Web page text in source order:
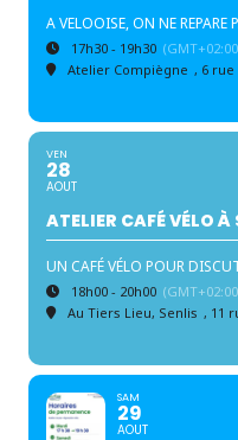
A VELOOISE, ON NE REPARE
17h30 - 19h30
Atelier Compiègne , 6 rue
VEN
28
AOUT
ATELIER CAFÉ VÉLO À
UN CAFÉ VÉLO POUR
18h00 - 20h00
Au Tiers Lieu, Senlis , 11
SAM
29
AOUT